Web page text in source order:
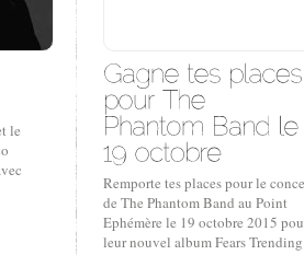
le
Remporte tes places pour le
de The Phantom Band au Point
Ephémère le 19 octobre 2015
leur nouvel album Fears Trending